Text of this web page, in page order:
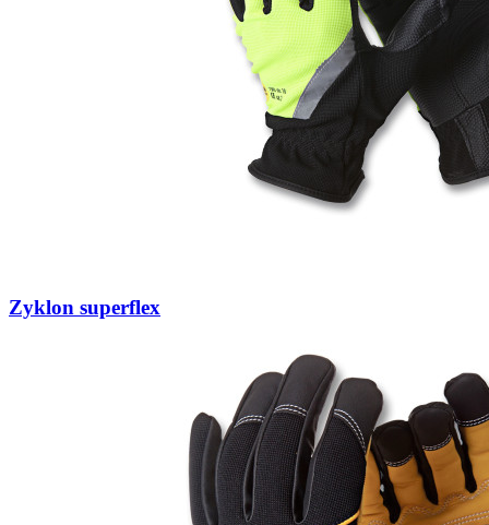
Zyklon superflex